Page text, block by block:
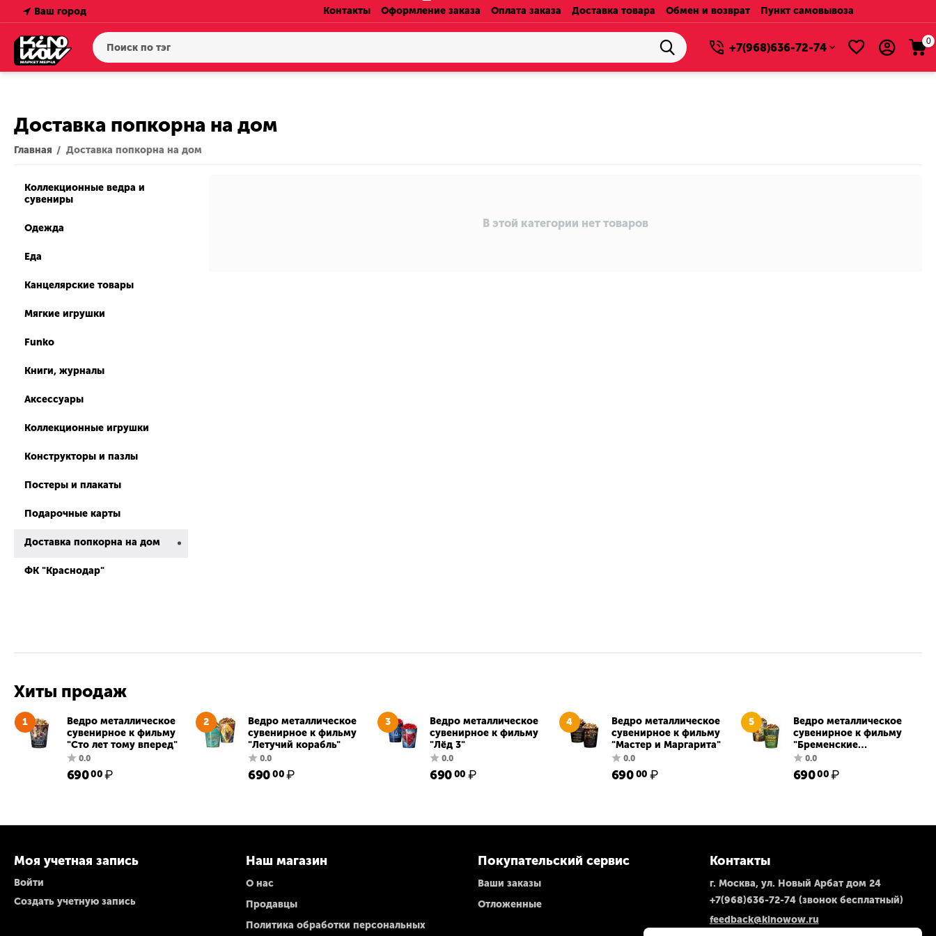
Ваш город Контакты Оформление заказа Оплата заказа Доставка товара Обмен и возврат Пункт самовывоза
+7(968)636-72-74 0
Доставка попкорна на дом
Главная / Доставка попкорна на дом
В этой категории нет товаров
Коллекционные ведра и
сувениры
Одежда
Еда
Канцелярские товары
Мягкие игрушки
Funko
Книги, журналы
Аксессуары
Коллекционные игрушки
Конструкторы и пазлы
Постеры и плакаты
Подарочные карты
Доставка попкорна на дом
ФК "Краснодар"
Хиты продаж
1
Ведро металлическое
сувенирное к фильму
"Сто лет тому вперед"
69000₽
2
Ведро металлическое
сувенирное к фильму
"Летучий корабль"
69000₽
3
Ведро металлическое
сувенирное к фильму
"Лёд 3"
69000 ₽
4
Ведро металлическое
сувенирное к фильму
"Мастер и Маргарита"
690 00 ₽
5
Ведро металлическое
сувенирное к фильму
"Бременские
музыканты"
69000 ₽
Моя учетная запись
Войти
Создать учетную запись
Наш магазин
О нас
Продавцы
Политика обработки персональных
Покупательский сервис
Ваши заказы
Отложенные
Контакты
г. Москва, ул. Новый Арбат дом 24
+7(968)636-72-74(звонок бесплатный)
feedback@kinowow.ru